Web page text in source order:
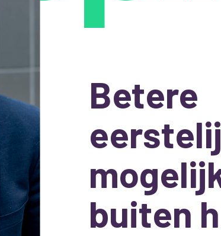
Betere
buiten